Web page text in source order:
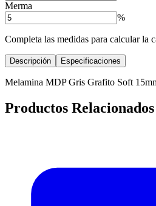
Merma
%
Completa las medidas para calcular la
Descripción Especificaciones
Melamina MDP Gris Grafito Soft
Productos Relacionados